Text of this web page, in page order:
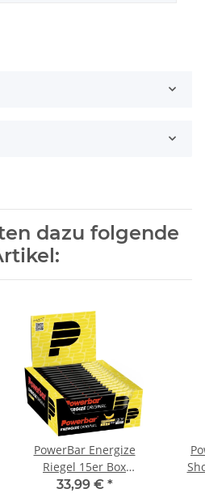
dazu folgende
PowerBar Energize
Riegel 15er Box
Gemischt
33,99 € *